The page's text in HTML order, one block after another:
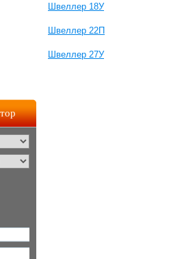
Швеллер 18У
Швеллер 22П
Швеллер 27У